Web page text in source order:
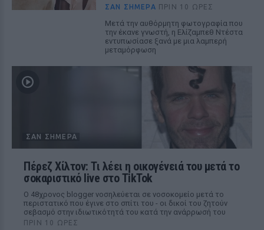
ΣΑΝ ΣΉΜΕΡΑ ΠΡΙΝ 10 ΏΡΕΣ
Μετά την αυθόρμητη φωτογραφία που
την έκανε γνωστή, η Ελίζαμπεθ Ντέστα
εντυπωσίασε ξανά με μια λαμπερή
μεταμόρφωση
ΣΑΝ ΣΉΜΕΡΑ
Πέρεζ Χίλτον: Τι λέει η οικογένειά του μετά το
σοκαριστικό live στο TikTok
Ο 48χρονος blogger νοσηλεύεται σε νοσοκομείο μετά το
περιστατικό που έγινε στο σπίτι του - οι δικοί του ζητούν
σεβασμό στην ιδιωτικότητά του κατά την ανάρρωσή του
ΠΡΙΝ 10 ΏΡΕΣ